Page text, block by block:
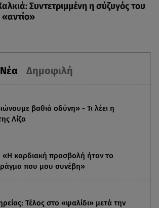
Δημοφιλή
βαθιά οδύνη» - Τι λέει η
Λίζα
«Η καρδιακή προσβολή ήταν το
που μου συνέβη»
Τέλος στο «ψαλίδι» μετά την
Συντετριμμένη η σύζυγός του
«αντίο»